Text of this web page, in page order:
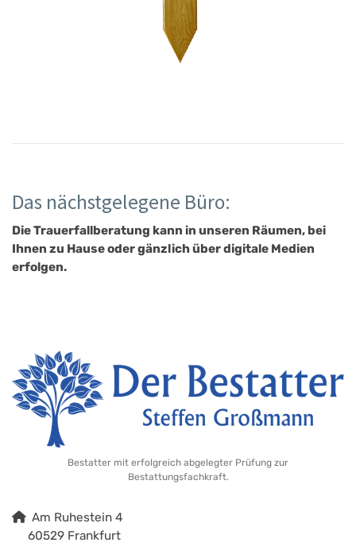
Das nächstgelegene Büro:
Die Trauerfallberatung kann in unseren Räumen, bei
Ihnen zu Hause oder gänzlich über digitale Medien
erfolgen.
Bestatter mit erfolgreich abgelegter Prüfung zur
Bestattungsfachkraft.
Am Ruhestein 4
60529 Frankfurt